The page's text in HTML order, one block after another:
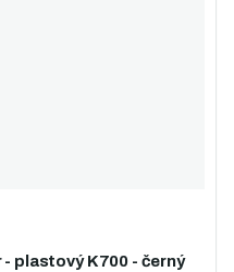
plastový K700 - černý